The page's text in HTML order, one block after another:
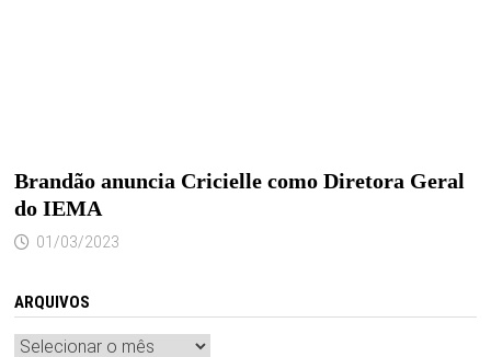
Brandão anuncia Cricielle como Diretora Geral
do IEMA
01/03/2023
ARQUIVOS
Arquivos